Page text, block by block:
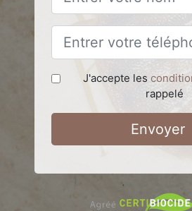
J'accepte les
rappelé
Envoyer